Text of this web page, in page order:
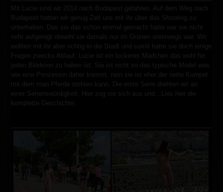
Mit Lucie sind wir 2014 nach Budapest gefahren. Auf dem Weg nach
Budapest hatten wir genug Zeit uns mit ihr über das Shooting zu
unterhalten. Das sie das schon einmal gemacht hatte war sie nicht
sehr aufgeregt obwohl sie damals nur im Grünen unterwegs war. Wir
wollten mit ihr aber richtig in die Stadt und somit hatte sie doch einige
Fragen zwecks Ablauf. Lucie ist ein lockeres Mädchen das wohl für
jeden Blödsinn zu haben ist. Sie ist nicht so das typische Model was
wie eine Prinzessin daher kommt, nein sie ist eher der nette Kumpel
mit dem man Pferde stehlen kann. Die erste Serie drehten wir an
einer Sehenswürdigkeit. Hier zog sie sich aus und…
Lies hier die
komplette Geschichte.